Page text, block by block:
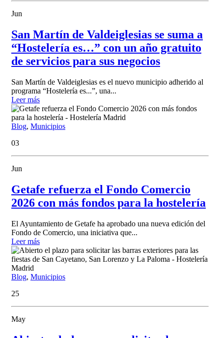
Jun
San Martín de Valdeiglesias se suma a
“Hostelería es…” con un año gratuito
de servicios para sus negocios
San Martín de Valdeiglesias es el nuevo municipio adherido al
programa “Hostelería es...”, una...
Leer más
Blog, Municipios
03
Jun
Getafe refuerza el Fondo Comercio
2026 con más fondos para la hostelería
El Ayuntamiento de Getafe ha aprobado una nueva edición del
Fondo de Comercio, una iniciativa que...
Leer más
Blog, Municipios
25
May